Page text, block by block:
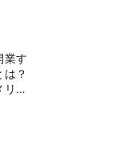
業す
？
リ…